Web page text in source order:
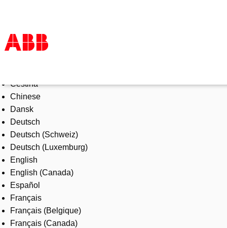
Products & Solutions
Industries
Services
About us
Where to buy
Contact us
Careers
Čeština
Chinese
Dansk
Deutsch
Deutsch (Schweiz)
Deutsch (Luxemburg)
English
English (Canada)
Español
Français
Français (Belgique)
Français (Canada)